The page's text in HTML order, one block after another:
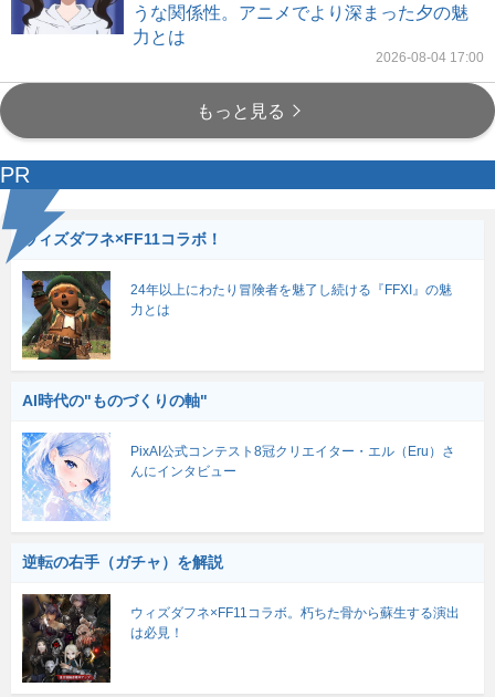
うな関係性。アニメでより深まった夕の魅
力とは
2026-08-04 17:00
もっと見る
PR
ウィズダフネ×FF11コラボ！
24年以上にわたり冒険者を魅了し続ける『FFXI』の魅
力とは
AI時代の"ものづくりの軸"
PixAI公式コンテスト8冠クリエイター・エル（Eru）さ
んにインタビュー
逆転の右手（ガチャ）を解説
ウィズダフネ×FF11コラボ。朽ちた骨から蘇生する演出
は必見！